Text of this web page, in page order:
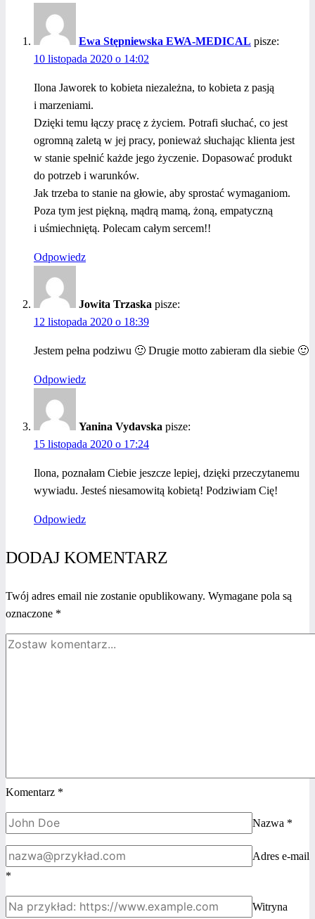
Ewa Stępniewska EWA-MEDICAL pisze:
10 listopada 2020 o 14:02
Ilona Jaworek to kobieta niezależna, to kobieta z pasją
i marzeniami.
Dzięki temu łączy pracę z życiem. Potrafi słuchać, co jest
ogromną zaletą w jej pracy, ponieważ słuchając klienta jest
w stanie spełnić każde jego życzenie. Dopasować produkt
do potrzeb i warunków.
Jak trzeba to stanie na głowie, aby sprostać wymaganiom.
Poza tym jest piękną, mądrą mamą, żoną, empatyczną
i uśmiechniętą. Polecam całym sercem!!
Odpowiedz
Jowita Trzaska pisze:
12 listopada 2020 o 18:39
Jestem pełna podziwu 🙂 Drugie motto zabieram dla siebie 🙂
Odpowiedz
Yanina Vydavska pisze:
15 listopada 2020 o 17:24
Ilona, poznałam Ciebie jeszcze lepiej, dzięki przeczytanemu
wywiadu. Jesteś niesamowitą kobietą! Podziwiam Cię!
Odpowiedz
DODAJ KOMENTARZ
Twój adres email nie zostanie opublikowany. Wymagane pola są
oznaczone *
Komentarz *
Nazwa *
Adres e-mail
*
Witryna